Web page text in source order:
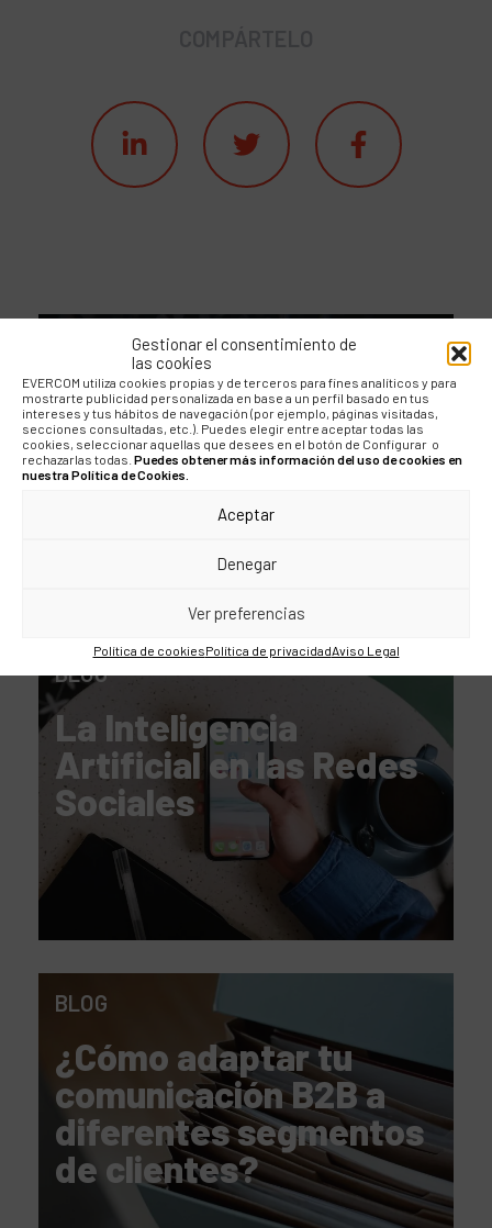
Gestionar el consentimiento de
las cookies
EVERCOM utiliza cookies propias y de terceros para fines analíticos y para
mostrarte publicidad personalizada en base a un perfil basado en tus
intereses y tus hábitos de navegación (por ejemplo, páginas visitadas,
secciones consultadas, etc.). Puedes elegir entre aceptar todas las
cookies, seleccionar aquellas que desees en el botón de Configurar o
rechazarlas todas. Puedes obtener más información del uso de cookies en
nuestra Política de Cookies.
Aceptar
Denegar
Ver preferencias
Política de cookiesPolítica de privacidadAviso Legal
Seis imprescindibles
para organizar un
evento en
comunicación
financiera
BLOG
La Inteligencia
Artificial en las Redes
Sociales
BLOG
¿Cómo adaptar tu
comunicación B2B a
diferentes segmentos
de clientes?